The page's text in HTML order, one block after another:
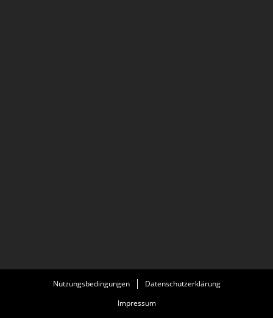
Nutzungsbedingungen
Datenschutzerklärung
Impressum